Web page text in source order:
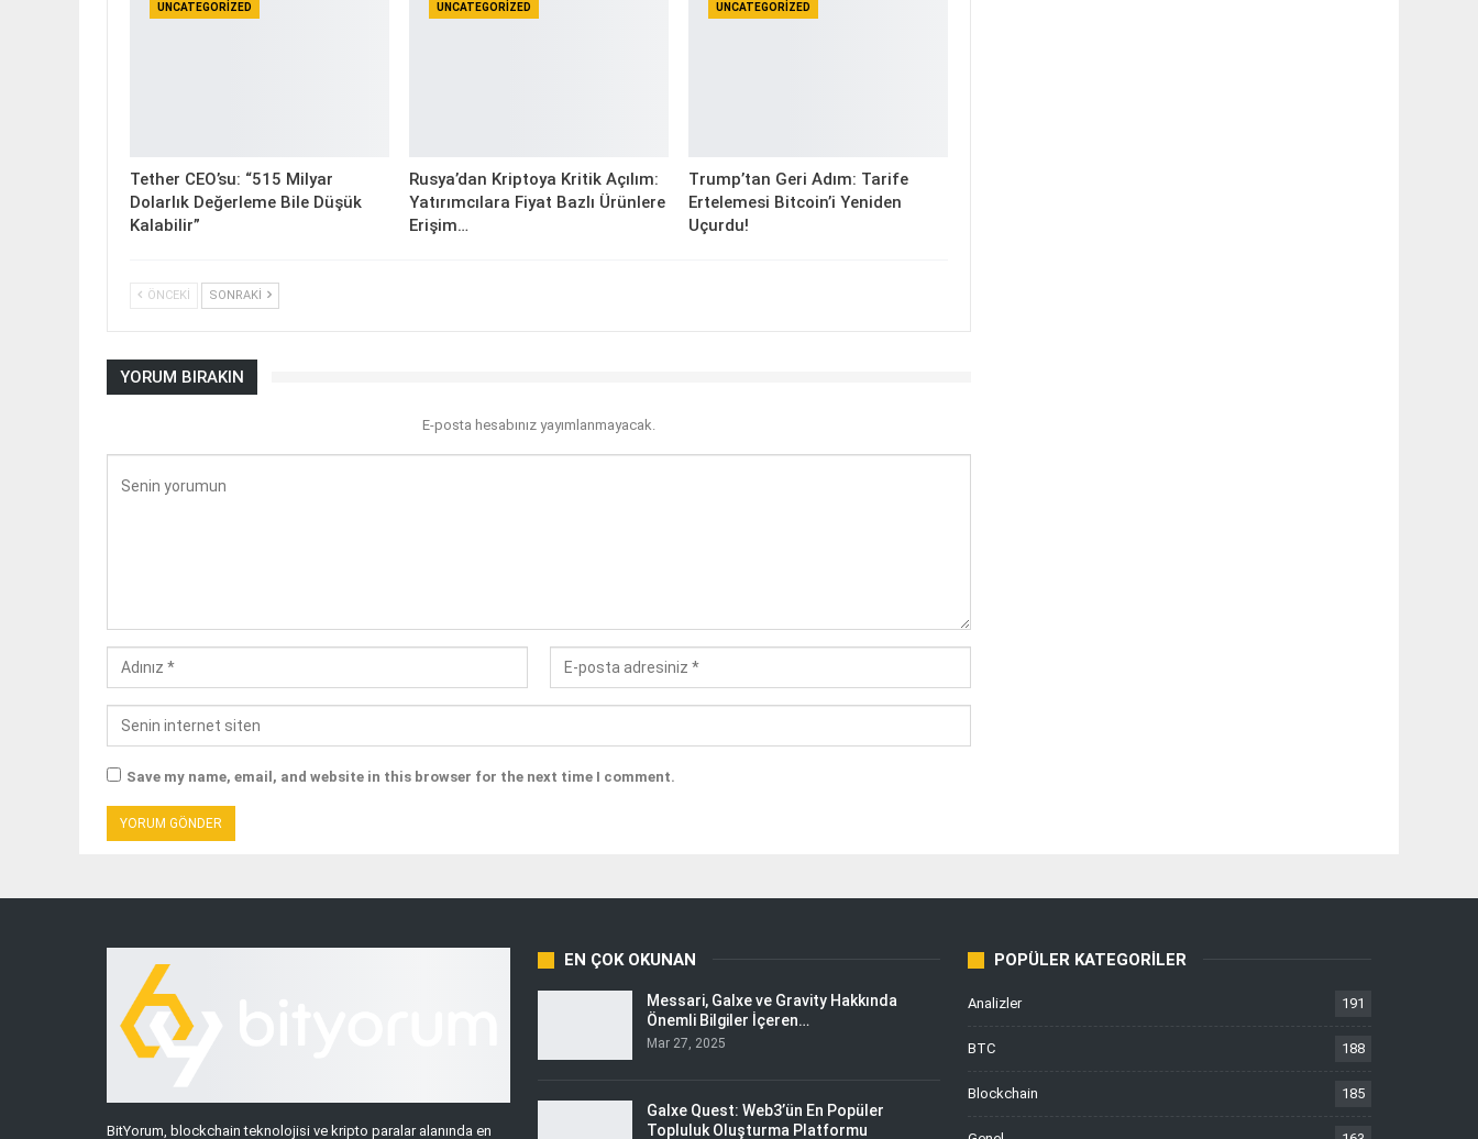
UNCATEGORIZED
Tether CEO’su: “515 Milyar
Dolarlık Değerleme Bile Düşük
Kalabilir”
UNCATEGORIZED
Rusya’dan Kriptoya Kritik Açılım:
Yatırımcılara Fiyat Bazlı Ürünlere
Erişim…
UNCATEGORIZED
Trump’tan Geri Adım: Tarife
Ertelemesi Bitcoin’i Yeniden
Uçurdu!
ÖNCEKI SONRAKI
YORUM BIRAKIN
E-posta hesabınız yayımlanmayacak.
Save my name, email, and website in this browser for the next time I comment.
BitYorum, blockchain teknolojisi ve kripto paralar alanında en
EN ÇOK OKUNAN
Messari, Galxe ve Gravity Hakkında
Önemli Bilgiler İçeren…
Mar 27, 2025
Galxe Quest: Web3’ün En Popüler
Topluluk Oluşturma Platformu
POPÜLER KATEGORILER
Analizler 191
BTC 188
Blockchain 185